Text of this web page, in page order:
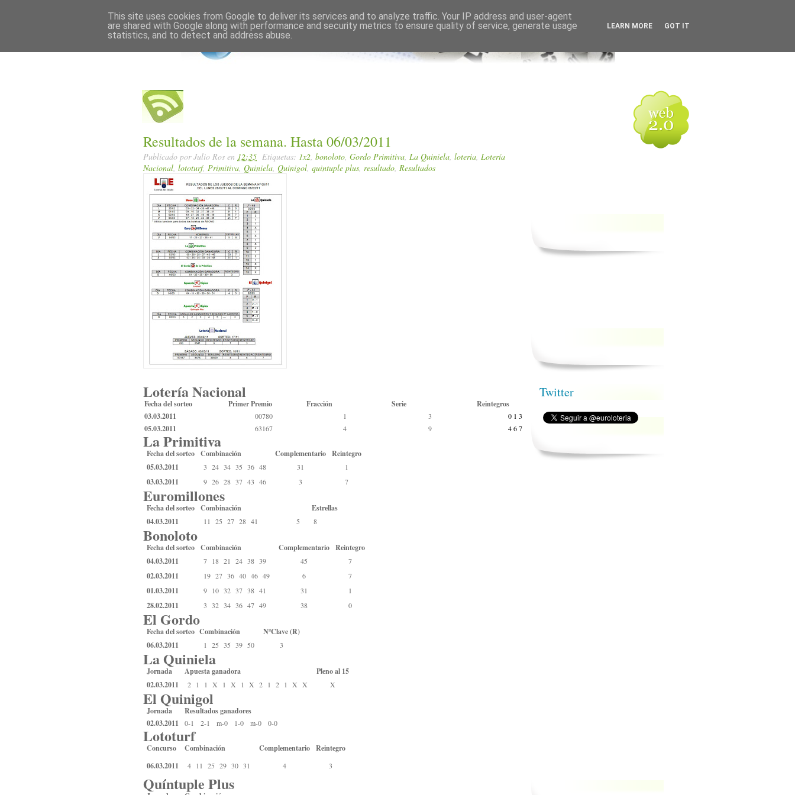
Resultados de la semana. Hasta 06/03/2011
Publicado porJulio Ros en 12:35 Etiquetas: 1x2, bonoloto, Gordo Primitiva, La Quiniela, loteria, Lotería
Nacional, lototurf, Primitiva, Quiniela, Quinigol, quintuple plus, resultado, Resultados
Lotería Nacional
Fecha del sorteo Primer Premio Fracción Serie
Reintegros
03.03.2011
00780 1 3 0 1 3
05.03.2011 63167 4 9 4 6 7
La Primitiva
Fecha del sorteo Combinación Complementario Reintegro
05.03.2011
3 24 34 35 36 48 31 1
03.03.2011 9 26 28 37 43 46 3 7
Euromillones
Fecha del sorteo Combinación
Estrellas
04.03.2011
11 25 27 28 41 5 8
Bonoloto
Fecha del sorteo Combinación Complementario Reintegro
04.03.2011
7 18 21 24 38 39 45 7
02.03.2011 19 27 36 40 46 49 6 7
01.03.2011 9 10 32 37 38 41 31 1
28.02.2011 3 32 34 36 47 49 38 0
El Gordo
Fecha del sorteo Combinación
NºClave (R)
06.03.2011
1 25 35 39 50 3
La Quiniela
Jornada Apuesta ganadora
Pleno al 15
02.03.2011
2 1 1 X 1 X 1 X 2 1 2 1 X X X
El Quinigol
Jornada
Resultados ganadores
02.03.2011
0-1 2-1 m-0 1-0 m-0 0-0
Lototurf
Concurso Combinación Complementario Reintegro
06.03.2011
4 11 25 29 30 31 4 3
Quíntuple Plus
Twitter
This site uses cookies from Google to deliver its services and to analyze traffic. Your IP address and user-agent
are shared with Google along with performance and security metrics to ensure quality of service, generate usage
statistics, and to detect and address abuse.
LEARN MORE GOT IT